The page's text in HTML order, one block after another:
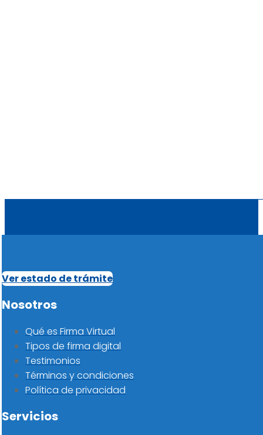
Ver estado de trámite
Nosotros
Qué es Firma Virtual
Tipos de firma digital
Testimonios
Términos y condiciones
Política de privacidad
Servicios